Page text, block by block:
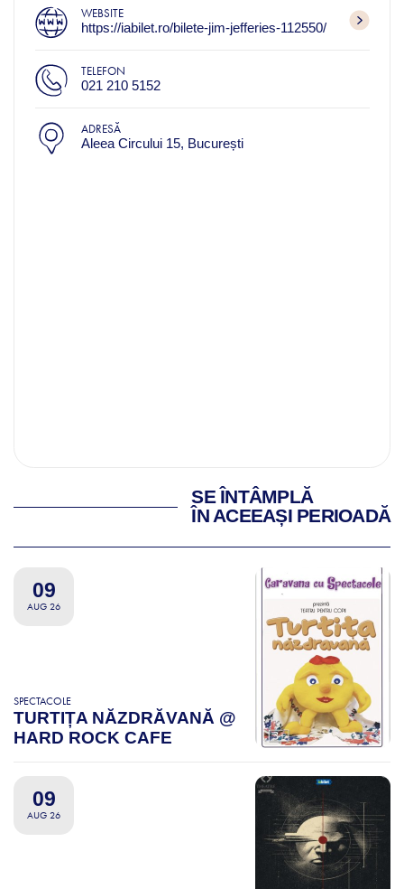
WEBSITE
https://iabilet.ro/bilete-jim-jefferies-112550/
TELEFON
021 210 5152
ADRESĂ
Aleea Circului 15, București
SE ÎNTÂMPLĂ
ÎN ACEEAȘI PERIOADĂ
09
AUG 26
SPECTACOLE
TURTIȚA NĂZDRĂVANĂ @
HARD ROCK CAFE
09
AUG 26